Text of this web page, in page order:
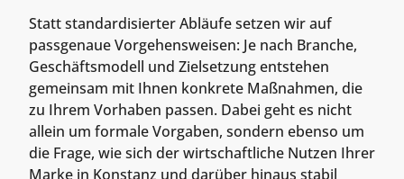
Statt standardisierter Abläufe setzen wir auf
passgenaue Vorgehensweisen: Je nach Branche,
Geschäftsmodell und Zielsetzung entstehen
gemeinsam mit Ihnen konkrete Maßnahmen, die
zu Ihrem Vorhaben passen. Dabei geht es nicht
allein um formale Vorgaben, sondern ebenso um
die Frage, wie sich der wirtschaftliche Nutzen Ihrer
Marke in Konstanz und darüber hinaus stabil